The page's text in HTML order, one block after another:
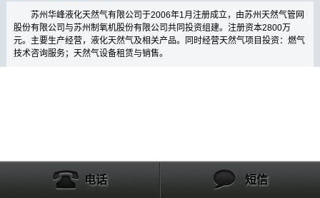
苏州华峰液化天然气有限公司于2006年1月注册成立，由苏州天然气管网
股份有限公司与苏州制氧机股份有限公司共同投资组建。注册资本2800万
元。主要生产经营，液化天然气及相关产品。同时经营天然气项目投资：燃气
技术咨询服务；天然气设备租赁与销售。
电话 短信